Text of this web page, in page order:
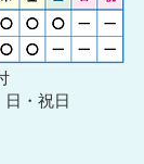
・祝日